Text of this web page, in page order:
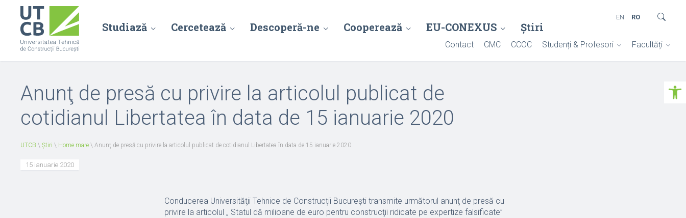
Deschide
Studiază Cercetează Descoperă-ne Cooperează EU-CONEXUS Știri
Contact CMC CCOC Studenți & Profesori Facultăți
EN RO
Anunţ de presă cu privire la articolul publicat de
cotidianul Libertatea în data de 15 ianuarie 2020
UTCB \ Știri \ Home mare \ Anunţ de presă cu privire la articolul publicat de cotidianul Libertatea în data de 15 ianuarie 2020
15 ianuarie 2020
Conducerea Universităţii Tehnice de Construcţii Bucureşti transmite următorul anunţ de presă cu
privire la articolul „ Statul dă milioane de euro pentru construcţii ridicate pe expertize falsificate”